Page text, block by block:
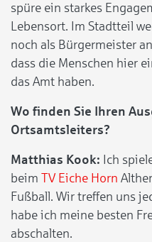
spüre ein starkes
Lebensort. Im Stadtteil
noch als Bürgermeister
dass die Menschen hier
das Amt haben.
Wo finden Sie Ihren
Ortsamtsleiters?
Matthias Kook: Ich
beim TV Eiche Horn
Fußball. Wir treffen uns
habe ich meine besten
abschalten.